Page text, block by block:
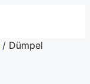
/ Dümpel